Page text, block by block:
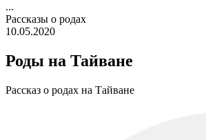
...
Рассказы о родах
10.05.2020
Роды на Тайване
Рассказ о родах на Тайване